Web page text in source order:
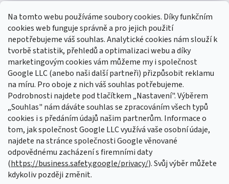
Na tomto webu používáme soubory cookies. Díky funkčním
cookies web funguje správně a pro jejich použití
nepotřebujeme váš souhlas. Analytické cookies nám slouží k
tvorbě statistik, přehledů a optimalizaci webu a díky
marketingovým cookies vám můžeme my i společnost
Google LLC (anebo naši další partneři) přizpůsobit reklamu
na míru. Pro oboje z nich váš souhlas potřebujeme.
Podrobnosti najdete pod tlačítkem „Nastavení". Výběrem
„Souhlas" nám dáváte souhlas se zpracováním všech typů
cookies i s předáním údajů našim partnerům. Informace o
tom, jak společnost Google LLC využívá vaše osobní údaje,
najdete na stránce společnosti Google věnované
odpovědnému zacházení s firemními daty
(https://business.safety.google/privacy/). Svůj výběr můžete
kdykoliv později změnit.
Sledovat na Instagramu
Odebírat newsletter
Vložte svůj e-mail a my vám budeme zasílat informace o nových
produktech na našem e-shopu.
E-mail
Vložením e-mailu souhlasíte s podmínkami ochrany osobních údajů